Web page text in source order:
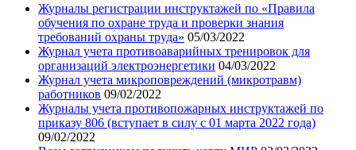
Журналы регистрации инструктажей по «Правила
обучения по охране труда и проверки знания
требований охраны труда» 05/03/2022
Журнал учета противоаварийных тренировок для
организаций электроэнергетики 04/03/2022
Журнал учета микроповреждений (микротравм)
работников 09/02/2022
Журналы учета противопожарных инструктажей по
приказу 806 (вступает в силу с 01 марта 2022 года)
09/02/2022